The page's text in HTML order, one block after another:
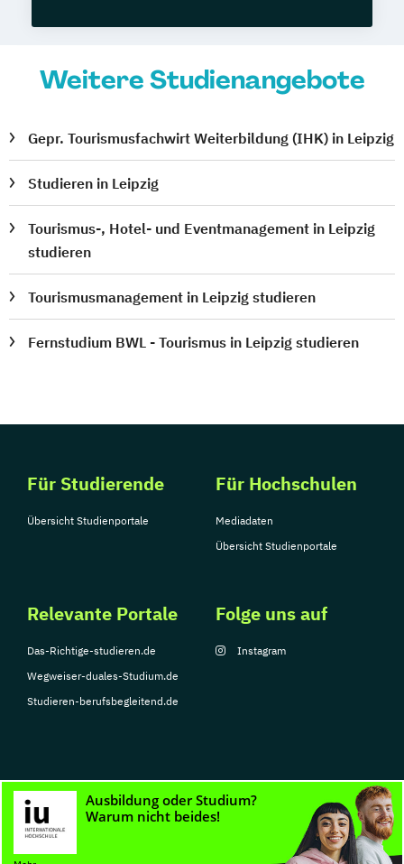
Weitere Studienangebote
Gepr. Tourismusfachwirt Weiterbildung (IHK) in Leipzig
Studieren in Leipzig
Tourismus-, Hotel- und Eventmanagement in Leipzig
studieren
Tourismusmanagement in Leipzig studieren
Fernstudium BWL - Tourismus in Leipzig studieren
Für Studierende
Übersicht Studienportale
Für Hochschulen
Mediadaten
Übersicht Studienportale
Relevante Portale
Das-Richtige-studieren.de
Wegweiser-duales-Studium.de
Studieren-berufsbegleitend.de
Folge uns auf
Instagram
© Copyright 2026, TarGroup Media GmbH
Nutzungsbedingungen